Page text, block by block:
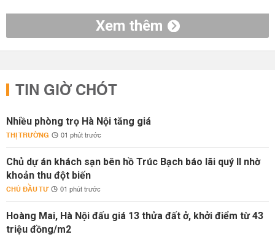
Xem thêm
TIN GIỜ CHÓT
Nhiều phòng trọ Hà Nội tăng giá
THỊ TRƯỜNG 01 phút trước
Chủ dự án khách sạn bên hồ Trúc Bạch báo lãi quý II nhờ
khoản thu đột biến
CHỦ ĐẦU TƯ 01 phút trước
Hoàng Mai, Hà Nội đấu giá 13 thửa đất ở, khởi điểm từ 43
triệu đồng/m2